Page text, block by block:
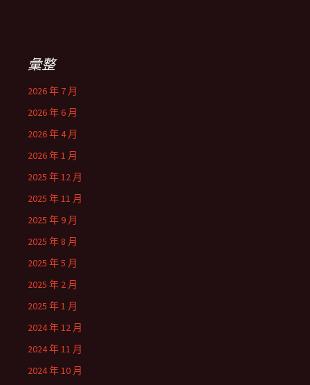
彙整
2026 年 7 月
2026 年 6 月
2026 年 4 月
2026 年 1 月
2025 年 12 月
2025 年 11 月
2025 年 9 月
2025 年 8 月
2025 年 5 月
2025 年 2 月
2025 年 1 月
2024 年 12 月
2024 年 11 月
2024 年 10 月